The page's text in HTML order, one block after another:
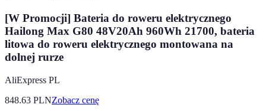
[W Promocji] Bateria do roweru elektrycznego
Hailong Max G80 48V20Ah 960Wh 21700, bateria
litowa do roweru elektrycznego montowana na
dolnej rurze
AliExpress PL
848.63 PLNZobacz cenę